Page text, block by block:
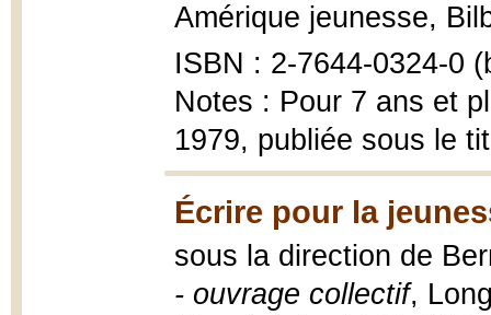
Amérique jeunesse,
ISBN : 2-7644-0324-0
Notes : Pour 7 ans et
1979, publiée sous le
Écrire pour la
sous la direction de
- ouvrage collectif,